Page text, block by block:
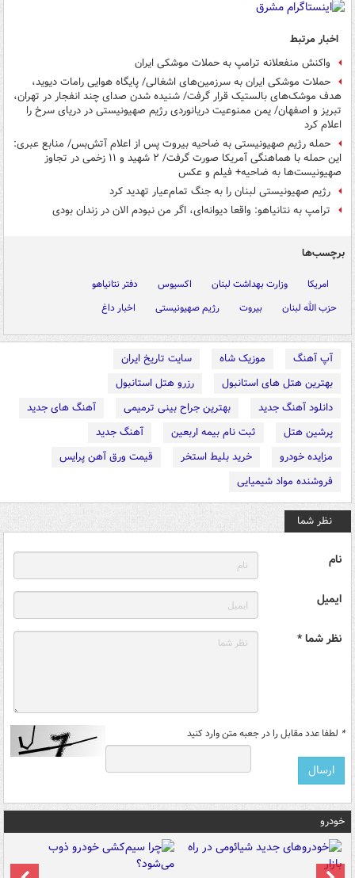
اخبار مرتبط
واکنش منفعلانه ترامپ به حملات موشکی ایران
حملات موشکی ایران به سرزمین‌های اشغالی/ پایگاه هوایی رامات دیوید،
هدف موشک‌های بالستیک قرار گرفت/ شنیده شدن صدای چند انفجار در تهران،
تبریز و اصفهان/ یمن ممنوعیت دریانوردی رژیم صهیونیستی در دریای سرخ را
اعلام کرد
حمله رژیم صهیونیستی به ضاحیه بیروت پس از اعلام آتش‌بس/ منابع عبری:
این حمله با هماهنگی آمریکا صورت گرفت/ ۲ شهید و ۱۱ زخمی در تجاوز
صهیونیست‌ها به ضاحیه+ فیلم و عکس
رژیم صهیونیستی لبنان را به جنگ تمام‌عیار تهدید کرد
ترامپ به نتانیاهو: واقعا دیوانه‌ای، اگر من نبودم الان در زندان بودی
برچسب‌ها
امریکا وزارت بهداشت لبنان اکسیوس
دفتر نتانیاهو
حزب الله لبنان
بیروت رژیم صهیونیستی اخبار داغ
آپ آهنگ موزیک شاه
سایت تاریخ ایران
بهترین هتل های استانبول
رزرو هتل استانبول
دانلود آهنگ جدید
بهترین جراح بینی ترمیمی
آهنگ های جدید
پرشین هتل
ثبت نام بیمه اربعین
آهنگ جدید
مزایده خودرو
خرید بلیط استخر
قیمت ورق آهن پرایس
فروشنده مواد شیمیایی
نظر شما
نام
ایمیل
نظر شما *
* لطفا عدد مقابل را در جعبه متن وارد کنید
خودرو